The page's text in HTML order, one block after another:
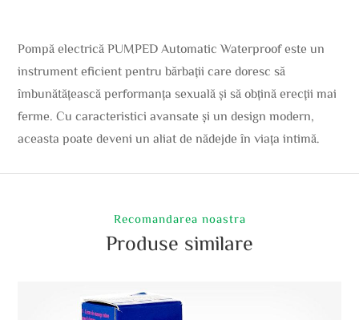
Pompă electrică PUMPED Automatic Waterproof este un
instrument eficient pentru bărbații care doresc să
îmbunătățească performanța sexuală și să obțină erecții mai
ferme. Cu caracteristici avansate și un design modern,
aceasta poate deveni un aliat de nădejde în viața intimă.
Recomandarea noastra
Produse similare